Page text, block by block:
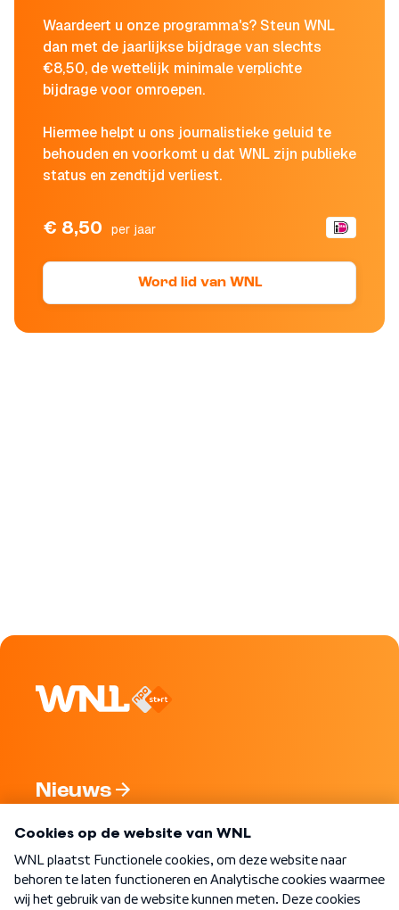
Waardeert u onze programma's? Steun WNL
dan met de jaarlijkse bijdrage van slechts
€8,50, de wettelijk minimale verplichte
bijdrage voor omroepen.
Hiermee helpt u ons journalistieke geluid te
behouden en voorkomt u dat WNL zijn publieke
status en zendtijd verliest.
€ 8,50 per jaar
Word lid van WNL
Nieuws
Nieuwsbrief
Word Lid